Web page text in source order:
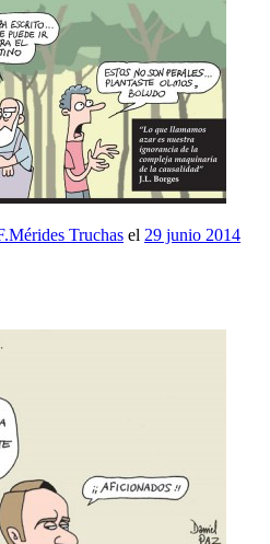
Truchas el 29 junio 2014